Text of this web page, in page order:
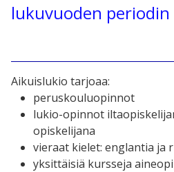
lukuvuoden periodin
Aikuislukio tarjoaa:
peruskouluopinnot
lukio-opinnot
opiskelijana
vieraat kielet: englantia ja
yksittäisiä kursseja